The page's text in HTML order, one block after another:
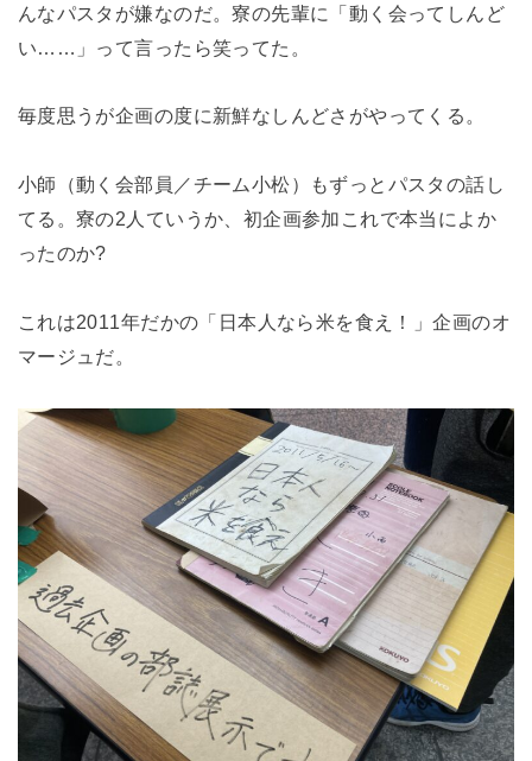
んなパスタが嫌なのだ。寮の先輩に「動く会ってしんど
い……」って言ったら笑ってた。
毎度思うが企画の度に新鮮なしんどさがやってくる。
小師（動く会部員／チーム小松）もずっとパスタの話し
てる。寮の2人ていうか、初企画参加これで本当によか
ったのか?
これは2011年だかの「日本人なら米を食え！」企画のオ
マージュだ。